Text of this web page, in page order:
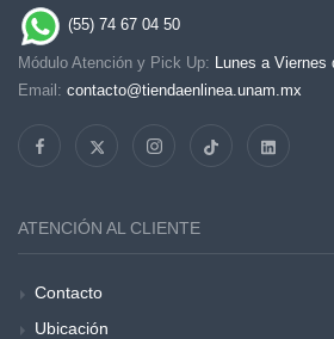
(55) 74 67 04 50
Módulo Atención y Pick Up: Lunes a Viernes
Email: contacto@tiendaenlinea.unam.mx
ATENCIÓN AL CLIENTE
Contacto
Ubicación